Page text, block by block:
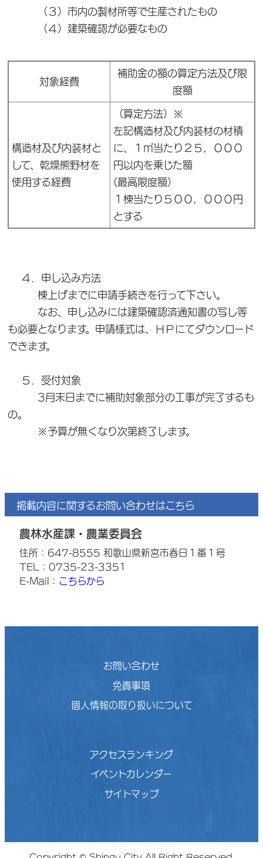
（３）市内の製材所等で生産されたもの
（４）建築確認が必要なもの
対象経費
補助金の額の算定方法及び限
度額
構造材及び内装材と
して、乾燥熊野材を
使用する経費
（算定方法）※
左記構造材及び内装材の材積
に、１㎥当たり２５，０００
円以内を乗じた額
(最高限度額）
１棟当たり５００，０００円
とする
４．申し込み方法
棟上げまでに申請手続きを行って下さい。
なお、申し込みには建築確認済通知書の写し等
も必要となります。申請様式は、ＨＰにてダウンロード
できます。
５．受付対象
3月末日までに補助対象部分の工事が完了するも
の。
※予算が無くなり次第終了します。
掲載内容に関するお問い合わせはこちら
農林水産課・農業委員会
住所：647-8555 和歌山県新宮市春日１番１号
TEL：0735-23-3351
E-Mail： こちらから
お問い合わせ
免責事項
個人情報の取り扱いについて
アクセスランキング
イベントカレンダー
サイトマップ